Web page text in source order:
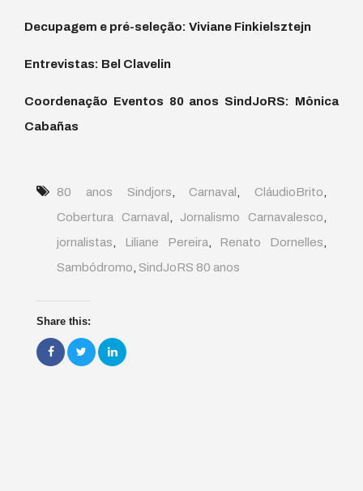
Decupagem e pré-seleção: Viviane Finkielsztejn
Entrevistas: Bel Clavelin
Coordenação Eventos 80 anos SindJoRS: Mônica
Cabañas
80 anos Sindjors Carnaval CláudioBrito
Cobertura Carnaval
Jornalismo Carnavalesco
jornalistas
Liliane Pereira Renato Dornelles
Sambódromo SindJoRS 80 anos
Share this: